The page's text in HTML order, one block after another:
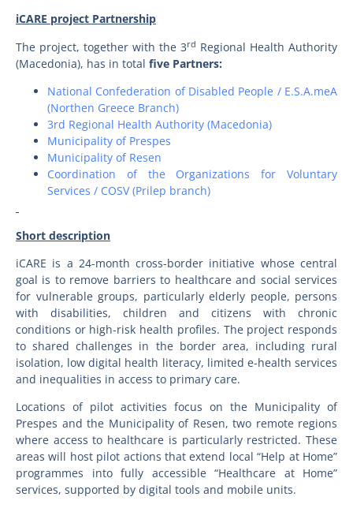
iCARE project Partnership
The project, together with the 3rd Regional Health Authority
(Macedonia), has in total five Partners:
National Confederation of Disabled People / E.S.A.meA
(Northen Greece Branch)
3rd Regional Health Authority (Macedonia)
Municipality of Prespes
Municipality of Resen
Coordination of the Organizations for Voluntary
Services / COSV (Prilep branch)
Short description
iCARE is a 24-month cross-border initiative whose central
goal is to remove barriers to healthcare and social services
for vulnerable groups, particularly elderly people, persons
with disabilities, children and citizens with chronic
conditions or high-risk health profiles. The project responds
to shared challenges in the border area, including rural
isolation, low digital health literacy, limited e-health services
and inequalities in access to primary care.
Locations of pilot activities focus on the Municipality of
Prespes and the Municipality of Resen, two remote regions
where access to healthcare is particularly restricted. These
areas will host pilot actions that extend local “Help at Home”
programmes into fully accessible “Healthcare at Home”
services, supported by digital tools and mobile units.